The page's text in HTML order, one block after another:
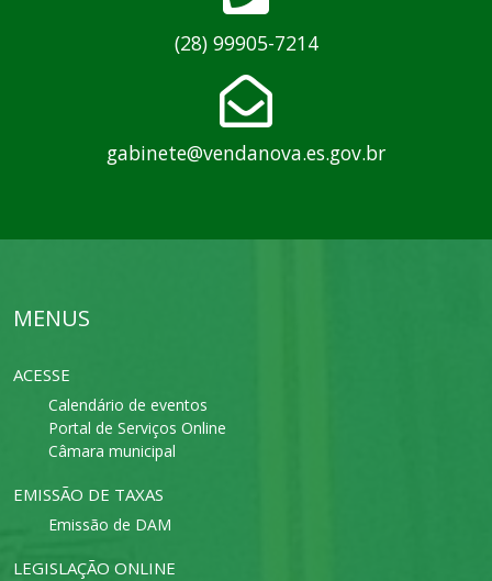
(28) 99905-7214
gabinete@vendanova.es.gov.br
MENUS
ACESSE
Calendário de eventos
Portal de Serviços Online
Câmara municipal
EMISSÃO DE TAXAS
Emissão de DAM
LEGISLAÇÃO ONLINE